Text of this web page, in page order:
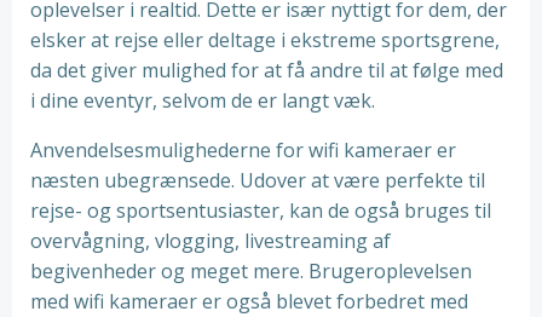
oplevelser i realtid. Dette er især nyttigt for dem, der
elsker at rejse eller deltage i ekstreme sportsgrene,
da det giver mulighed for at få andre til at følge med
i dine eventyr, selvom de er langt væk.
Anvendelsesmulighederne for wifi kameraer er
næsten ubegrænsede. Udover at være perfekte til
rejse- og sportsentusiaster, kan de også bruges til
overvågning, vlogging, livestreaming af
begivenheder og meget mere. Brugeroplevelsen
med wifi kameraer er også blevet forbedret med